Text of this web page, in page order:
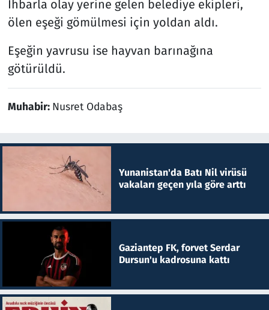
İhbarla olay yerine gelen belediye ekipleri,
ölen eşeği gömülmesi için yoldan aldı.
Eşeğin yavrusu ise hayvan barınağına
götürüldü.
Muhabir: Nusret Odabaş
Yunanistan'da Batı Nil virüsü
vakaları geçen yıla göre arttı
Gaziantep FK, forvet Serdar
Dursun'u kadrosuna kattı